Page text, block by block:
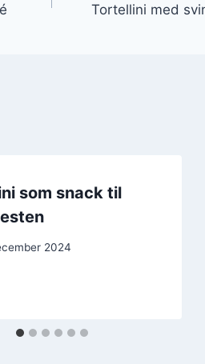
Tortellini med
som snack til
2024